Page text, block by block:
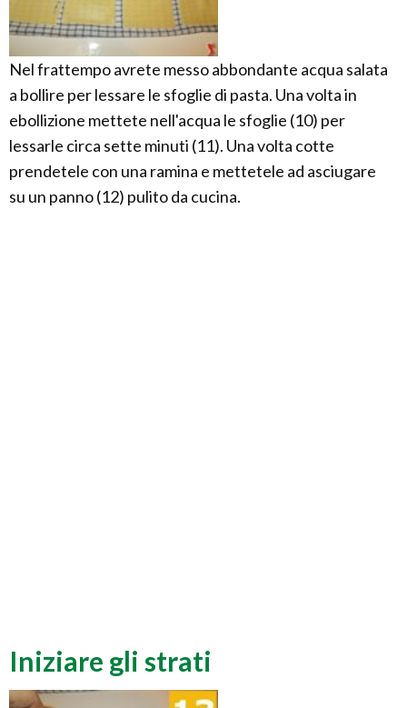
Nel frattempo avrete messo abbondante acqua salata
a bollire per lessare le sfoglie di pasta. Una volta in
ebollizione mettete nell'acqua le sfoglie (10) per
lessarle circa sette minuti (11). Una volta cotte
prendetele con una ramina e mettetele ad asciugare
su un panno (12) pulito da cucina.
Iniziare gli strati